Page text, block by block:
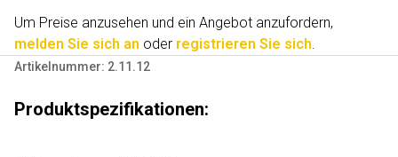
Menge
r
n
a
Um Preise anzusehen und ein Angebot anzufordern,
melden Sie sich an oder registrieren Sie sich.
Artikelnummer: 2.11.12
Produktspezifikationen: